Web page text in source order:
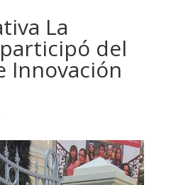
La
del
Innovación